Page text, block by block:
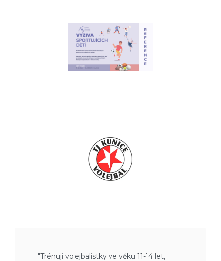
"Trénuji volejbalistky ve věku 11-14 let,